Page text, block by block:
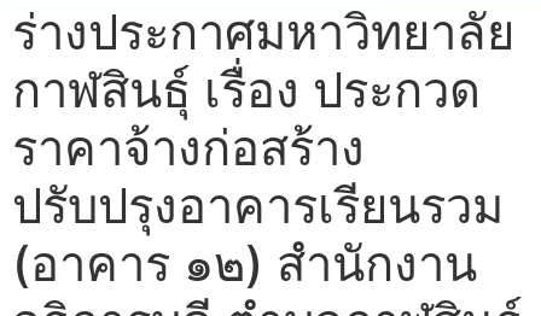
ร่างประกาศมหาวิทยาลัย
กาฬสินธุ์ เรื่อง ประกวด
ราคาจ้างก่อสร้าง
ปรับปรุงอาคารเรียนรวม
(อาคาร ๑๒) สำนักงาน